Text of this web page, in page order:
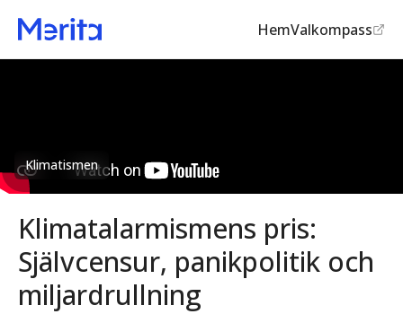
HemValkompass
Klimatismen
Klimatalarmismens pris:
Självcensur, panikpolitik och
miljardrullning